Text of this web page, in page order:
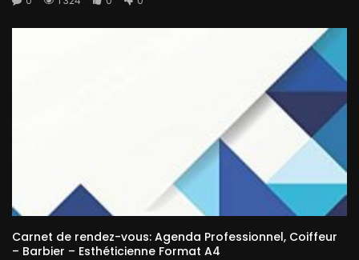
Carnet de rendez-vous: Agenda Professionnel, Coiffeur
– Barbier – Esthéticienne Format A4